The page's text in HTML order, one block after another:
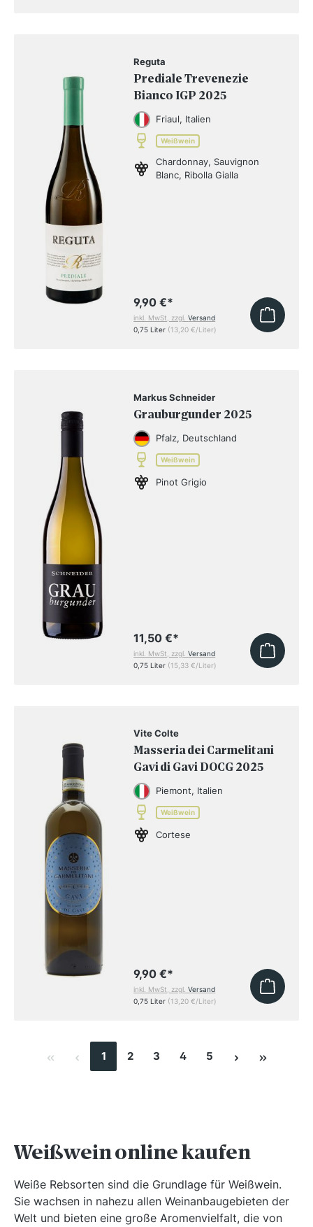
Reguta
Prediale Trevenezie
Bianco IGP 2025
Friaul, Italien
Weißwein
Chardonnay, Sauvignon
Blanc, Ribolla Gialla
9,90 €*
inkl. MwSt, zzgl.Versand
0,75 Liter (13,20 €/Liter)
Markus Schneider
Grauburgunder 2025
Pfalz, Deutschland
Weißwein
Pinot Grigio
11,50 €*
inkl. MwSt, zzgl.Versand
0,75 Liter (15,33 €/Liter)
Vite Colte
Masseria dei Carmelitani
Gavi di Gavi DOCG 2025
Piemont, Italien
Weißwein
Cortese
9,90 €*
inkl. MwSt, zzgl.Versand
0,75 Liter (13,20 €/Liter)
1 2 3 4 5
Weißwein online kaufen
Weiße Rebsorten sind die Grundlage für Weißwein.
Sie wachsen in nahezu allen Weinanbaugebieten der
Welt und bieten eine große Aromenvielfalt, die von